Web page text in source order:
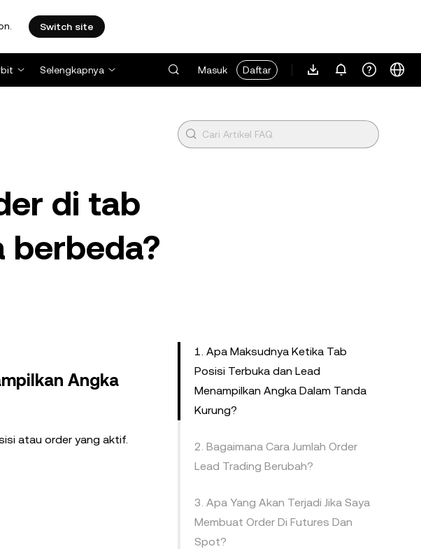
Switch site
Selengkapnya Masuk Daftar
di tab
berbeda?
Angka
atau order yang aktif.
1. Apa Maksudnya Ketika Tab
Posisi Terbuka dan Lead
Menampilkan Angka Dalam Tanda
Kurung?
2. Bagaimana Cara Jumlah Order
Lead Trading Berubah?
3. Apa Yang Akan Terjadi Jika Saya
Membuat Order Di Futures Dan
Spot?